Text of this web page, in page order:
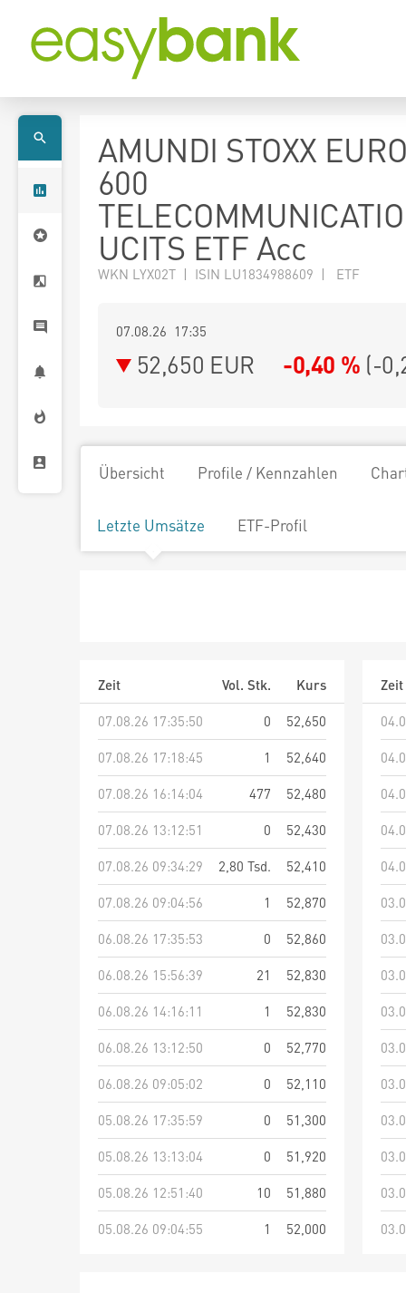
AMUNDI STOXX
600
UCITS ETF Acc
WKN LYX02T | ISIN LU1834988609 | ETF
07.08.26 17:35
52,650 EUR -0,40 % (-
Übersicht Profile / Kennzahlen
Letzte Umsätze ETF-Profil
Zeit Vol. Stk.
Kurs
07.08.26 17:35:50
0
52,650
07.08.26 17:18:45
1
52,640
07.08.26 16:14:04
477
52,480
07.08.26 13:12:51
0
52,430
07.08.26 09:34:29
2,80 Tsd.
52,410
07.08.26 09:04:56
1
52,870
06.08.26 17:35:53
0
52,860
06.08.26 15:56:39
21
52,830
06.08.26 14:16:11
1
52,830
06.08.26 13:12:50
0
52,770
06.08.26 09:05:02
0
52,110
05.08.26 17:35:59
0
51,300
05.08.26 13:13:04
0
51,920
05.08.26 12:51:40
10
51,880
05.08.26 09:04:55
1 52,000
Zeit